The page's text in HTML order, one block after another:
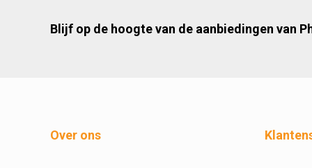
Blijf op de hoogte van de aanbiedingen van
Over ons